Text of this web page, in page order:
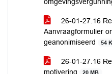
26-01-27.16
Aanvraagformulier
geanonimiseerd
54
26-01-27.16
motivering
20 MB